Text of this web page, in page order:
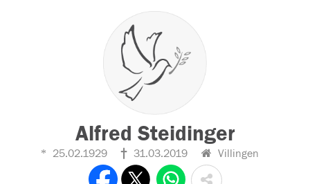
Alfred Steidinger
25.02.1929 31.03.2019 Villingen